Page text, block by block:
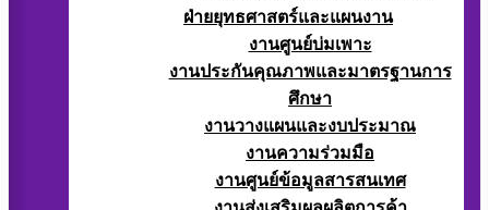
ฝ่ายยุทธศาสตร์และแผนงาน
งานศูนย์บ่มเพาะ
งานประกันคุณภาพและมาตรฐานการ
ศึกษา
งานวางแผนและงบประมาณ
งานความร่วมมือ
งานศูนย์ข้อมูลสารสนเทศ